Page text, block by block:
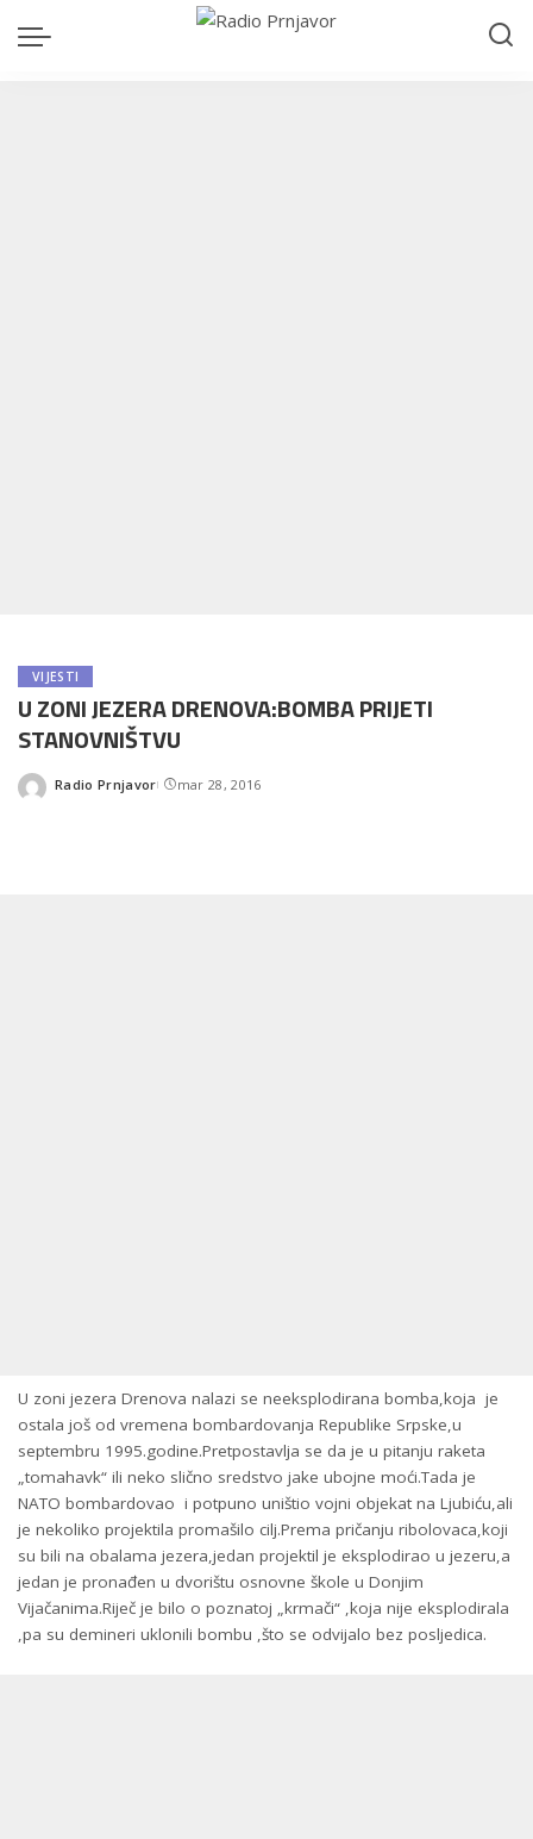
VIJESTI
U ZONI JEZERA DRENOVA:BOMBA PRIJETI
STANOVNIŠTVU
Posted
Radio Prnjavor mar 28, 2016
U zoni jezera Drenova nalazi se neeksplodirana bomba,koja je
ostala još od vremena bombardovanja Republike Srpske,u
septembru 1995.godine.Pretpostavlja se da je u pitanju raketa
„tomahavk“ ili neko slično sredstvo jake ubojne moći.Tada je
NATO bombardovao i potpuno uništio vojni objekat na Ljubiću,ali
je nekoliko projektila promašilo cilj.Prema pričanju ribolovaca,koji
su bili na obalama jezera,jedan projektil je eksplodirao u jezeru,a
jedan je pronađen u dvorištu osnovne škole u Donjim
Vijačanima.Riječ je bilo o poznatoj „krmači“ ,koja nije eksplodirala
,pa su demineri uklonili bombu ,što se odvijalo bez posljedica.